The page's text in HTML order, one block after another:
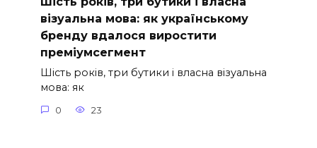
візуальна мова: як українському
бренду вдалося виростити
преміумсегмент
Шість років, три бутики і власна візуальна
мова: як
0 23